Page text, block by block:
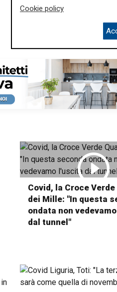
Covid, la Croce
dei Mille: "In questa
ondata non
dal tunnel"
Cookie policy